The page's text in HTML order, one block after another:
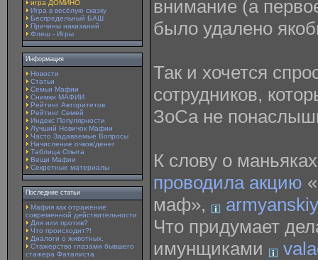
игра ДОМИНО
Игра в весёлую сказку
Беспредельный БАШ
Причины наказаний
Флеш - Игры
Информация
Новости
Статьи
Семьи Мафии
Снимки МАФИИ
Рейтинг Авторитетов
Рейтинг Семей
Индекс Популярности
Лучший Новичок Мафии
Часто Задаваемые Вопросы
Начисление очков/денег
Таблица Опыта
Вещи Мафии
Секретные материалы
Последние статьи
Мафия как отражение
современной действительности
Для или против?
Что происходит?!
Диалоги о животных.
Стажерство глазами бывшего
стажера Фаталиста
внимание (а
было удалено
Так и хочется
сотрудников,
ЗоСа не
К слову о
проводила акцию
маф»,
Что придумает
имунщиками